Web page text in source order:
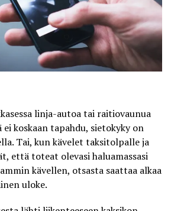
linja-autoa tai raitiovaunua
koskaan tapahdu, sietokyky on
Tai, kun kävelet taksitolpalle ja
että toteat olevasi haluamassasi
kävellen, otsasta saattaa alkaa
uloke.